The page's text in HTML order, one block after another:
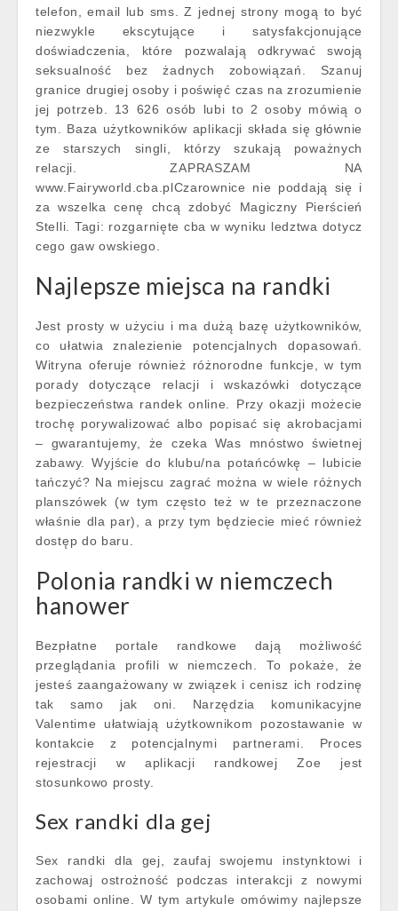
telefon, email lub sms. Z jednej strony mogą to być
niezwykle ekscytujące i satysfakcjonujące
doświadczenia, które pozwalają odkrywać swoją
seksualność bez żadnych zobowiązań. Szanuj
granice drugiej osoby i poświęć czas na zrozumienie
jej potrzeb. 13 626 osób lubi to 2 osoby mówią o
tym. Baza użytkowników aplikacji składa się głównie
ze starszych singli, którzy szukają poważnych
relacji. ZAPRASZAM NA
www.Fairyworld.cba.plCzarownice nie poddają się i
za wszelka cenę chcą zdobyć Magiczny Pierścień
Stelli. Tagi: rozgarnięte cba w wyniku ledztwa dotycz
cego gaw owskiego.
Najlepsze miejsca na randki
Jest prosty w użyciu i ma dużą bazę użytkowników,
co ułatwia znalezienie potencjalnych dopasowań.
Witryna oferuje również różnorodne funkcje, w tym
porady dotyczące relacji i wskazówki dotyczące
bezpieczeństwa randek online. Przy okazji możecie
trochę porywalizować albo popisać się akrobacjami
– gwarantujemy, że czeka Was mnóstwo świetnej
zabawy. Wyjście do klubu/na potańcówkę – lubicie
tańczyć? Na miejscu zagrać można w wiele różnych
planszówek (w tym często też w te przeznaczone
właśnie dla par), a przy tym będziecie mieć również
dostęp do baru.
Polonia randki w niemczech
hanower
Bezpłatne portale randkowe dają możliwość
przeglądania profili w niemczech. To pokaże, że
jesteś zaangażowany w związek i cenisz ich rodzinę
tak samo jak oni. Narzędzia komunikacyjne
Valentime ułatwiają użytkownikom pozostawanie w
kontakcie z potencjalnymi partnerami. Proces
rejestracji w aplikacji randkowej Zoe jest
stosunkowo prosty.
Sex randki dla gej
Sex randki dla gej, zaufaj swojemu instynktowi i
zachowaj ostrożność podczas interakcji z nowymi
osobami online. W tym artykule omówimy najlepsze